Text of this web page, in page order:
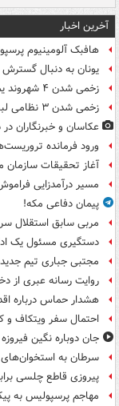
آخرین اخبار
هافبک آلومینیوم
یونان به دنبال
زخمی شدن ۴ شهروند یمنی در حمله مزدوران سعودی
زخمی شدن ۳ نظامی لبنانی در زوطر غربی
عکاسان و خبرنگاران
ورود فرمانده
آغاز تحقیقات سازمان
مسیر درآمدزایی
پیمان دفاعی مکه!
مربی سابق استقلال
دستگیری مسئول یک
مجتبی جباری تیم
روایت رسانه عبری از
هشدار حماس درباره
احتمال سفر ویتکاف و
جان دوباره نگین
سرطان به
پیروزی قاطع چلسی
مهاجم پرسپولیس به